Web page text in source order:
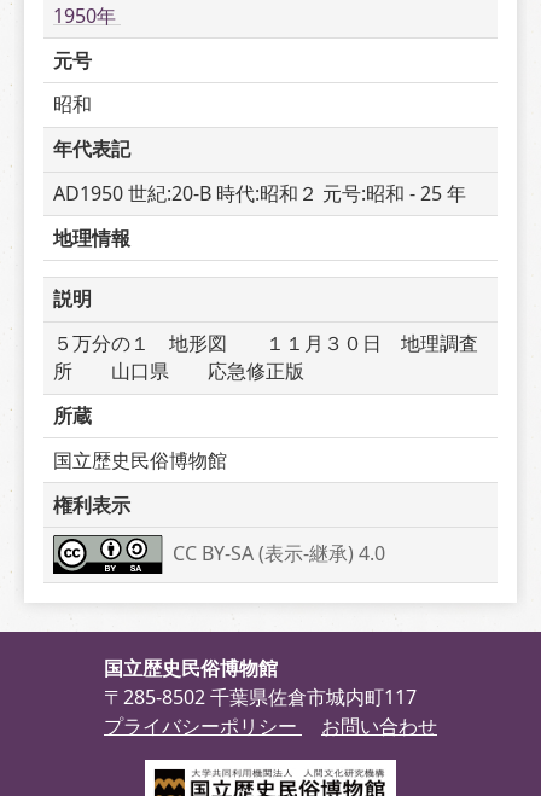
1950年
元号
昭和
年代表記
AD1950 世紀:20-B 時代:昭和２ 元号:昭和 - 25 年
地理情報
説明
５万分の１　地形図　　１１月３０日　地理調査
所　　山口県　　応急修正版
所蔵
国立歴史民俗博物館
権利表示
CC BY-SA (表示-継承) 4.0
国立歴史民俗博物館
〒285-8502 千葉県佐倉市城内町117
プライバシーポリシー
お問い合わせ